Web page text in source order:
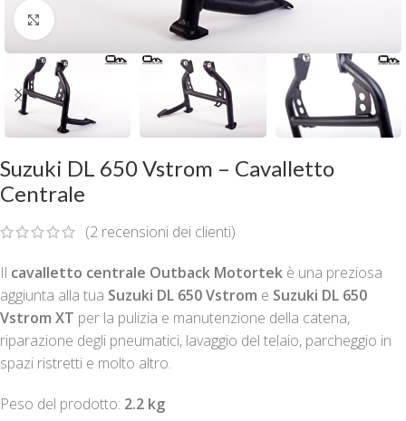
Clicca per ingrandire
Suzuki DL 650 Vstrom – Cavalletto
Centrale
(2 recensioni dei clienti)
Il cavalletto centrale Outback Motortek è una preziosa
aggiunta alla tua Suzuki DL 650 Vstrom e Suzuki DL 650
Vstrom XT per la pulizia e manutenzione della catena,
riparazione degli pneumatici, lavaggio del telaio, parcheggio in
spazi ristretti e molto altro.
Peso del prodotto: 2.2 kg